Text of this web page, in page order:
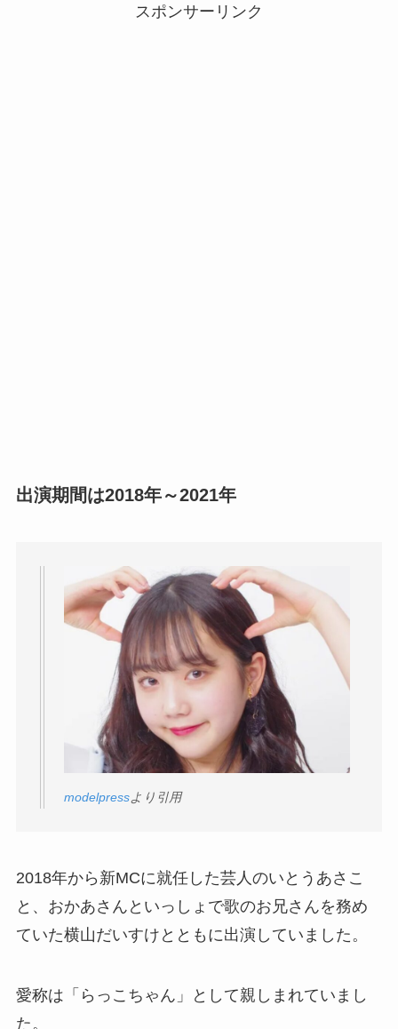
スポンサーリンク
出演期間は2018年～2021年
modelpressより引用
2018年から新MCに就任した芸人のいとうあさこ
と、おかあさんといっしょで歌のお兄さんを務め
ていた横山だいすけとともに出演していました。
愛称は「らっこちゃん」として親しまれていまし
た。